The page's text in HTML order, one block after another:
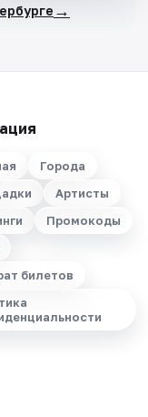
→
Города
Артисты
Промокоды
билетов